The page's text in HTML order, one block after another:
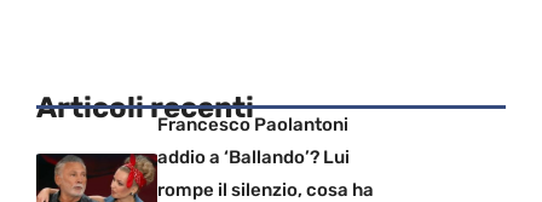
Articoli recentiFrancesco Paolantoni
addio a ‘Ballando’? Lui
rompe il silenzio, cosa ha